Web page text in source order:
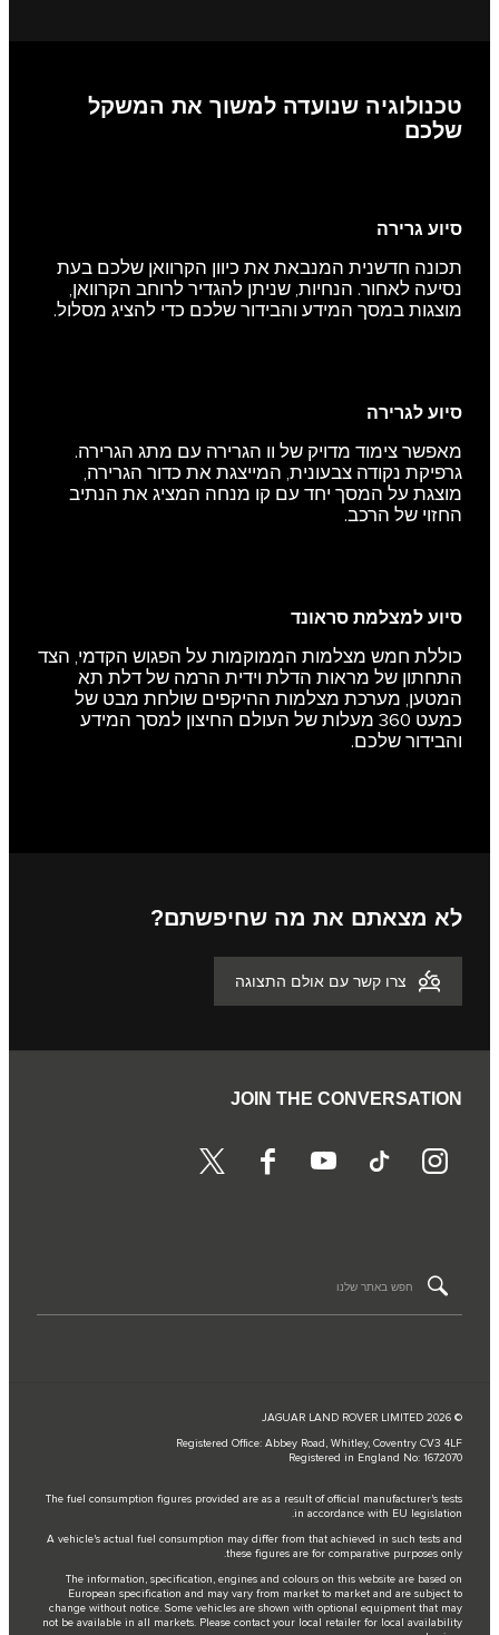
טכנולוגיה שנועדה למשוך את המשקל
שלכם
סיוע גרירה
תכונה חדשנית המנבאת את כיוון הקרוואן שלכם בעת
נסיעה לאחור. הנחיות, שניתן להגדיר לרוחב הקרוואן,
מוצגות במסך המידע והבידור שלכם כדי להציג מסלול.
סיוע לגרירה
מאפשר צימוד מדויק של וו הגרירה עם מתג הגרירה.
גרפיקת נקודה צבעונית, המייצגת את כדור הגרירה,
מוצגת על המסך יחד עם קו מנחה המציג את הנתיב
החזוי של הרכב.
סיוע למצלמת סראונד
כוללת חמש מצלמות הממוקמות על הפגוש הקדמי, הצד
התחתון של מראות הדלת וידית הרמה של דלת תא
המטען, מערכת מצלמות ההיקפים שולחת מבט של
כמעט 360 מעלות של העולם החיצון למסך המידע
והבידור שלכם.
לא מצאתם את מה שחיפשתם?
צרו קשר עם אולם התצוגה
JOIN THE CONVERSATION
© JAGUAR LAND ROVER LIMITED 2026
Registered Office: Abbey Road, Whitley, Coventry CV3 4LF
Registered in England No: 1672070
The fuel consumption figures provided are as a result of official manufacturer's tests
in accordance with EU legislation.
A vehicle's actual fuel consumption may differ from that achieved in such tests and
these figures are for comparative purposes only.
The information, specification, engines and colours on this website are based on
European specification and may vary from market to market and are subject to
change without notice. Some vehicles are shown with optional equipment that may
not be available in all markets. Please contact your local retailer for local availability